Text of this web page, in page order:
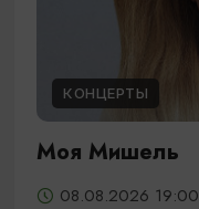
КОНЦЕРТЫ
Моя Мишель
08.08.2026 19:00